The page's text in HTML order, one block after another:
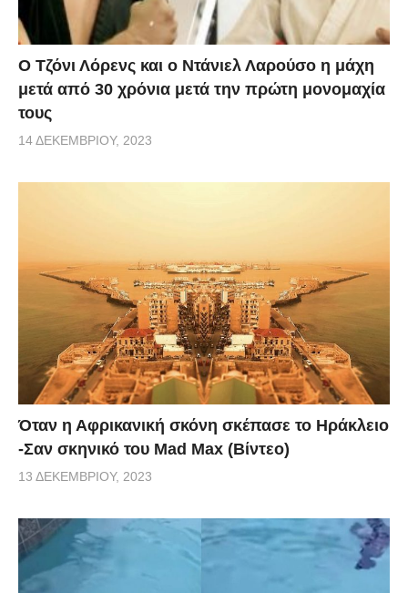
Ο Τζόνι Λόρενς και ο Ντάνιελ Λαρούσο η μάχη
μετά από 30 χρόνια μετά την πρώτη μονομαχία
τους
14 ΔΕΚΕΜΒΡΊΟΥ, 2023
Όταν η Αφρικανική σκόνη σκέπασε το Ηράκλειο
-Σαν σκηνικό του Mad Max (Βίντεο)
13 ΔΕΚΕΜΒΡΊΟΥ, 2023